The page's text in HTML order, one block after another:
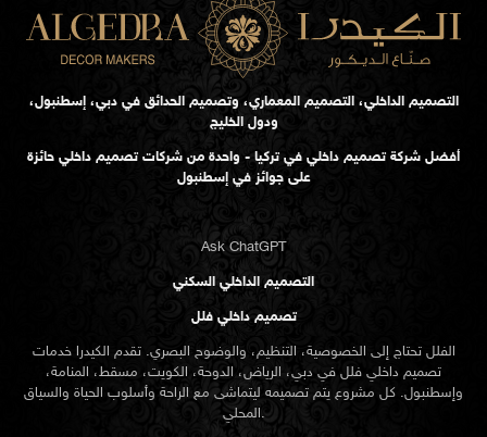
التصميم الداخلي، التصميم المعماري، وتصميم الحدائق في دبي، إسطنبول،
ودول الخليج
أفضل شركة تصميم داخلي في تركيا - واحدة من شركات تصميم داخلي حائزة
على جوائز في إسطنبول
Ask ChatGPT
التصميم الداخلي السكني
تصميم داخلي فلل
الفلل تحتاج إلى الخصوصية، التنظيم، والوضوح البصري. تقدم الكيدرا خدمات
تصميم داخلي فلل في دبي، الرياض، الدوحة، الكويت، مسقط، المنامة،
وإسطنبول. كل مشروع يتم تصميمه ليتماشى مع الراحة وأسلوب الحياة والسياق
المحلي.